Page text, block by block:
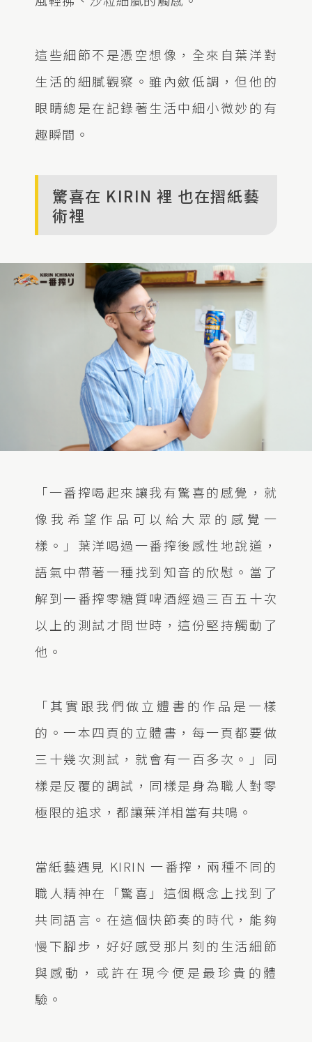
這些細節不是憑空想像，全來自葉洋對
生活的細膩觀察。雖內斂低調，但他的
眼睛總是在記錄著生活中細小微妙的有
趣瞬間。
驚喜在 KIRIN 裡 也在摺紙藝
術裡
「一番搾喝起來讓我有驚喜的感覺，就
像我希望作品可以給大眾的感覺一
樣。」葉洋喝過一番搾後感性地說道，
語氣中帶著一種找到知音的欣慰。當了
解到一番搾零糖質啤酒經過三百五十次
以上的測試才問世時，這份堅持觸動了
他。
「其實跟我們做立體書的作品是一樣
的。一本四頁的立體書，每一頁都要做
三十幾次測試，就會有一百多次。」同
樣是反覆的調試，同樣是身為職人對零
極限的追求，都讓葉洋相當有共鳴。
當紙藝遇見 KIRIN 一番搾，兩種不同的
職人精神在「驚喜」這個概念上找到了
共同語言。在這個快節奏的時代，能夠
慢下腳步，好好感受那片刻的生活細節
與感動，或許在現今便是最珍貴的體
驗。